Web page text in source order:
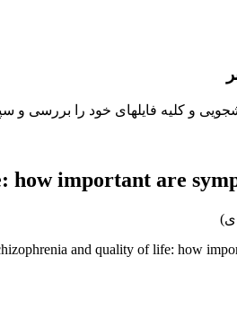
important are
and quality of life: how